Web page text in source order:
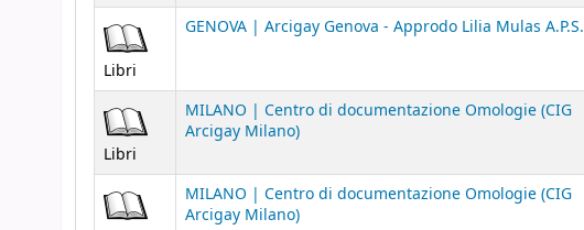
Libri
GENOVA | Arcigay Genova - Approdo Lilia Mulas A.P.S.
Libri
MILANO | Centro di documentazione Omologie (CIG
Arcigay Milano)
MILANO | Centro di documentazione Omologie (CIG
Arcigay Milano)